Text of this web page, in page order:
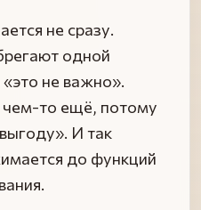
не сразу.
одной
не важно».
то ещё, потому
И так
до функций